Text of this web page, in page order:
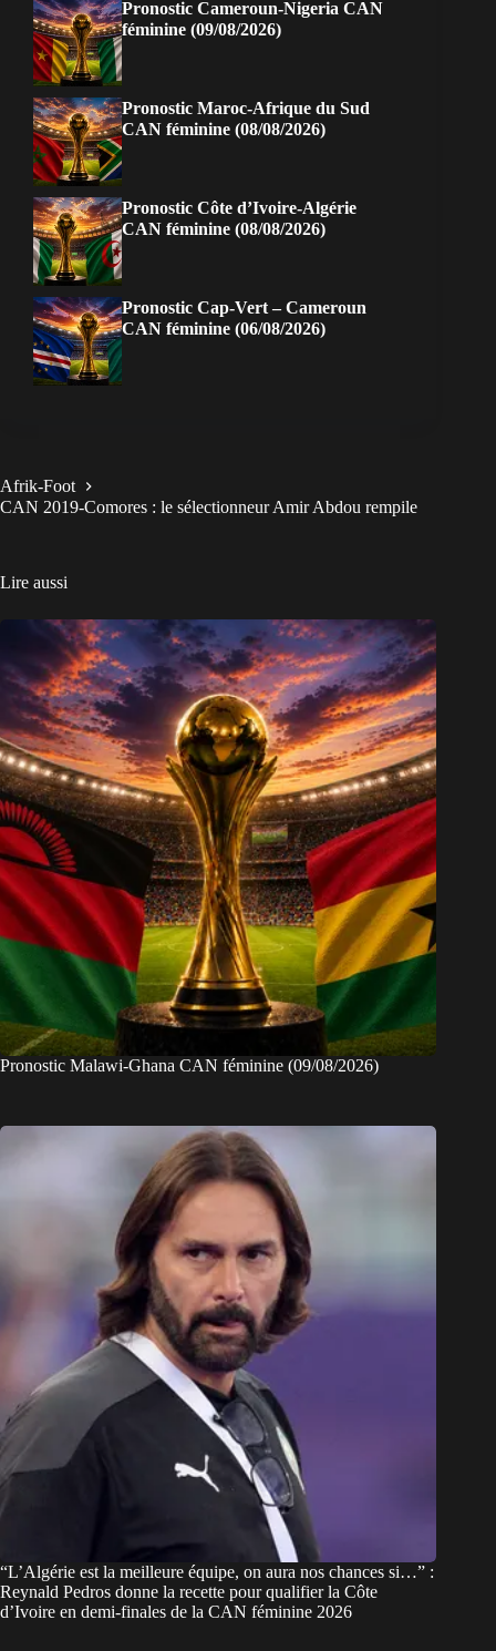
Pronostic Cameroun-Nigeria CAN
féminine (09/08/2026)
Pronostic Maroc-Afrique du Sud
CAN féminine (08/08/2026)
Pronostic Côte d’Ivoire-Algérie
CAN féminine (08/08/2026)
Pronostic Cap-Vert – Cameroun
CAN féminine (06/08/2026)
Afrik-Foot
CAN 2019-Comores : le sélectionneur Amir Abdou rempile
Lire aussi
Pronostic Malawi-Ghana CAN féminine (09/08/2026)
“L’Algérie est la meilleure équipe, on aura nos chances si…” :
Reynald Pedros donne la recette pour qualifier la Côte
d’Ivoire en demi-finales de la CAN féminine 2026